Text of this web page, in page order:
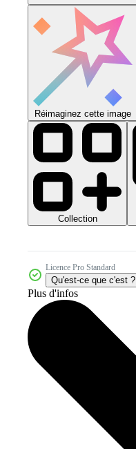
Réimaginez cette image
Collection
Licence Pro Standard
Qu'est-ce que c'est ?
Plus d'infos